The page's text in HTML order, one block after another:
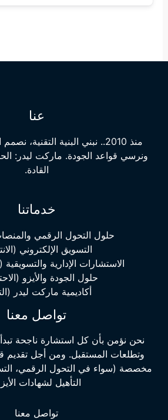
عنا
منذ 2010.. نبني البنية التقنية،
ونرسي قواعد الجودة. ماركت ليدر:
القادة.
خدماتنا
حلول التحول الرقمي
التسويق الإلكتروني
الاستشارات الإدارية والتسويقية
حلول الجودة والأيزو
أكاديمية ماركت ليدر
تواصل معنا
نحن نؤمن بأن كل استشارة ناجحة
وتطلعات المستقبل. ومن أجل تقديم
مخصصة (سواء في التحول الرقمي،
التأهيل لشهادات
تواصل معنا